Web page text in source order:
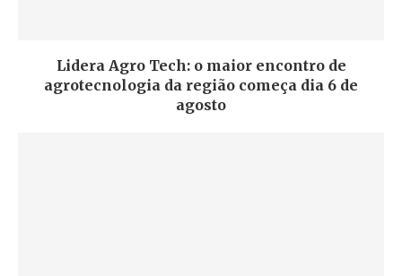
Lidera Agro Tech: o maior encontro de
agrotecnologia da região começa dia 6 de
agosto